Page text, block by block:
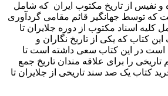
و نفیس از تاریخ مکتوب ایران که شامل
که توسط جهانگیر قائم مقامی گردآوری
اسناد مکتوب از دوره جلایران تا
کتاب که یکی از تاریخ نگاران و
است در این کتاب سعی داشته است تا
را برای علاقه مندان تاریخ جمع
کتاب یک صد سند تاریخی از جلایران تا